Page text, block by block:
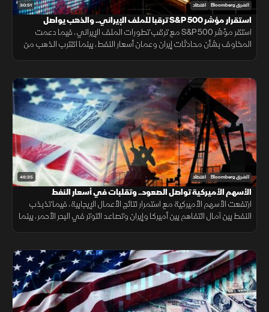
30:51 الشرق Bloomberg اقتصاد
استقرار مؤشر S&P 500 ترقبا للملف الإيراني.. والذهب يواصل
الصعود
استقر مؤشر S&P 500 مع ترقب تطورات الملف الإيراني، فيما دعمت
المخاوف بشأن محادثات إيران وعمان أسعار النفط، بينما اقترب الذهب من
46:35 الشرق Bloomberg اقتصاد
الأسهم الأميركية تواصل الصعود.. وتقلبات في أسعار النفط
ارتفعت الأسهم الأميركية مع استمرار نتائج الأعمال الإيجابية، فيما تذبذب
النفط بين آمال التفاهم بين أميركا وإيران وتصاعد التوتر في البحر الأحمر، بينما